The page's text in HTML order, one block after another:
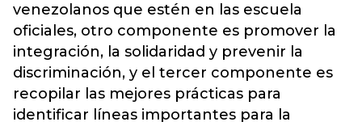
venezolanos que estén en las escuela
oficiales, otro componente es promover la
integración, la solidaridad y prevenir la
discriminación, y el tercer componente es
recopilar las mejores prácticas para
identificar líneas importantes para la